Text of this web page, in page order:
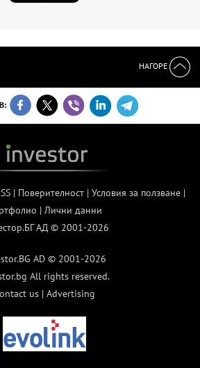
НАГОРЕ
| Поверителност| Условия за ползване|
| Лични данни
АД © 2001-2026
AD © 2001-2026
All rights reserved.
us | Advertising